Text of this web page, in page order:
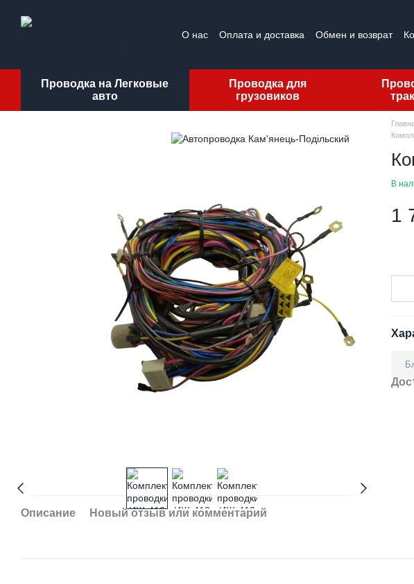
О нас Оплата и доставка Обмен и возврат
Проводка на Легковые
авто
Проводка для
грузовиков
Описание Новый отзыв или комментарий
В
1